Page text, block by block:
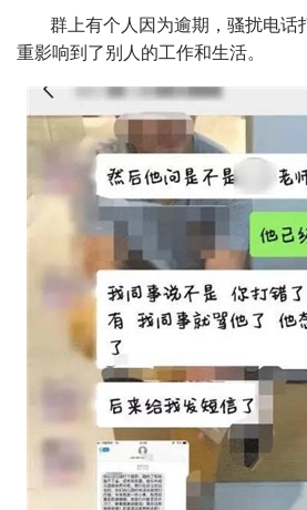
群上有个人因为逾期，骚扰电话
重影响到了别人的工作和生活。